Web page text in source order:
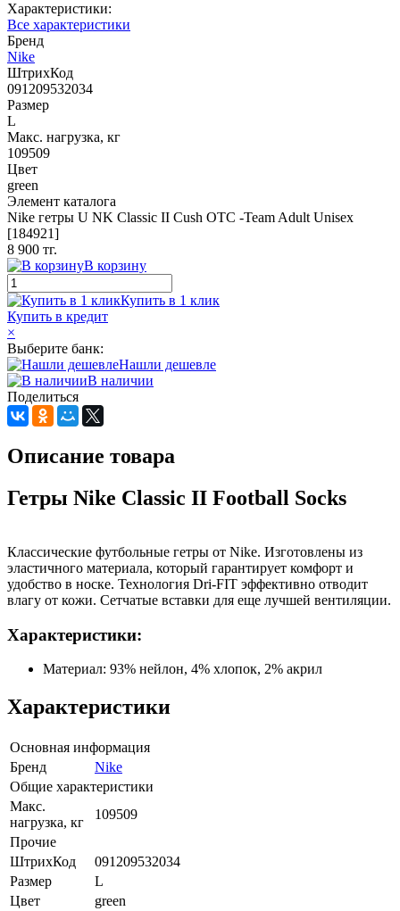
Характеристики:
Все характеристики
Бренд
Nike
ШтрихКод
091209532034
Размер
L
Макс. нагрузка, кг
109509
Цвет
green
Элемент каталога
Nike гетры U NK Classic II Cush OTC -Team Adult Unisex
[184921]
8 900 тг.
В корзину
Купить в 1 клик
Купить в кредит
×
Выберите банк:
Нашли дешевле
В наличии
Поделиться
Описание товара
Гетры Nike Classic II Football Socks
Классические футбольные гетры от Nike. Изготовлены из
эластичного материала, который гарантирует комфорт и
удобство в носке. Технология Dri-FIT эффективно отводит
влагу от кожи. Сетчатые вставки для еще лучшей вентиляции.
Характеристики:
Материал: 93% нейлон, 4% хлопок, 2% акрил
Характеристики
Основная информация
Бренд
Nike
Общие характеристики
Макс.
нагрузка, кг
109509
Прочие
ШтрихКод
091209532034
Размер
L
Цвет
green